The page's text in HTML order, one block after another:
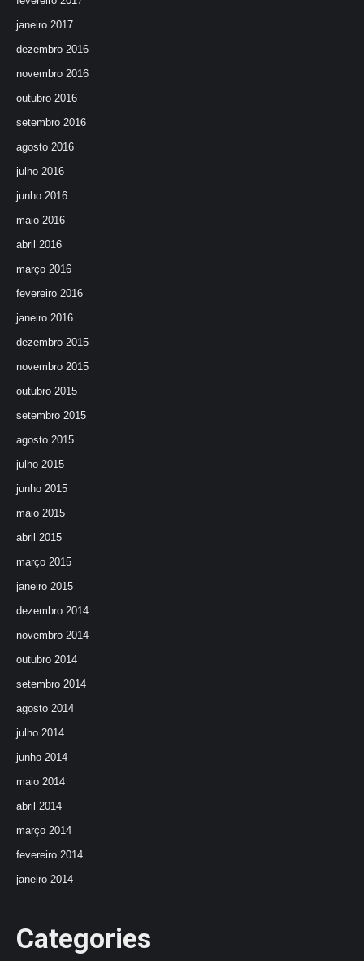
janeiro 2017
dezembro 2016
novembro 2016
outubro 2016
setembro 2016
agosto 2016
julho 2016
junho 2016
maio 2016
abril 2016
março 2016
fevereiro 2016
janeiro 2016
dezembro 2015
novembro 2015
outubro 2015
setembro 2015
agosto 2015
julho 2015
junho 2015
maio 2015
abril 2015
março 2015
janeiro 2015
dezembro 2014
novembro 2014
outubro 2014
setembro 2014
agosto 2014
julho 2014
junho 2014
maio 2014
abril 2014
março 2014
fevereiro 2014
janeiro 2014
Categories